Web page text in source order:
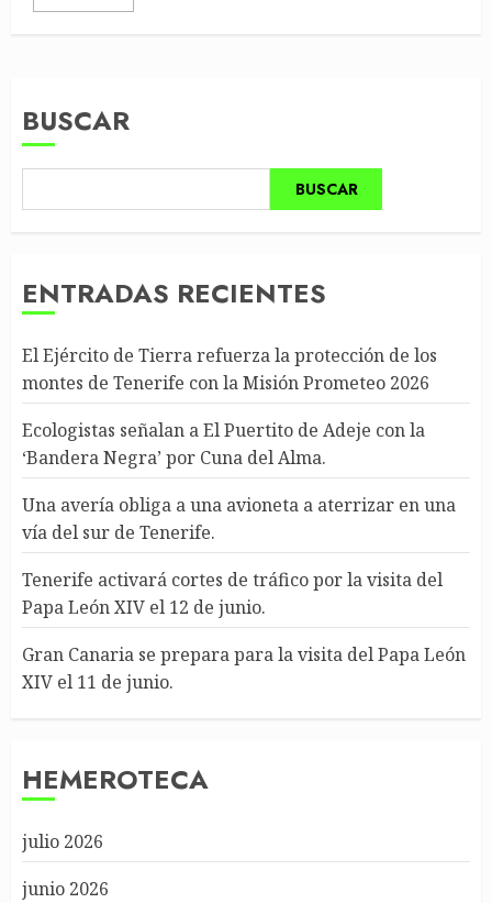
BUSCAR
BUSCAR
ENTRADAS RECIENTES
El Ejército de Tierra refuerza la protección de los
montes de Tenerife con la Misión Prometeo 2026
Ecologistas señalan a El Puertito de Adeje con la
‘Bandera Negra’ por Cuna del Alma.
Una avería obliga a una avioneta a aterrizar en una
vía del sur de Tenerife.
Tenerife activará cortes de tráfico por la visita del
Papa León XIV el 12 de junio.
Gran Canaria se prepara para la visita del Papa León
XIV el 11 de junio.
HEMEROTECA
julio 2026
junio 2026